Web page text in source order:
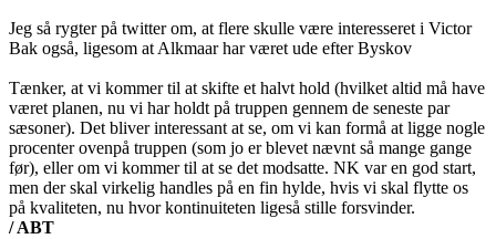
Jeg så rygter på twitter om, at flere skulle være interesseret i Victor
Bak også, ligesom at Alkmaar har været ude efter Byskov
Tænker, at vi kommer til at skifte et halvt hold (hvilket altid må have
været planen, nu vi har holdt på truppen gennem de seneste par
sæsoner). Det bliver interessant at se, om vi kan formå at ligge nogle
procenter ovenpå truppen (som jo er blevet nævnt så mange gange
før), eller om vi kommer til at se det modsatte. NK var en god start,
men der skal virkelig handles på en fin hylde, hvis vi skal flytte os
på kvaliteten, nu hvor kontinuiteten ligeså stille forsvinder.
/ ABT